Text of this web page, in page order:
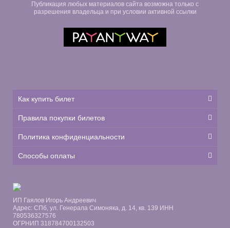
Публикация любых материалов сайта возможна только с
разрешения владельца и при условии активной ссылки
Как купить билет
Правила покупки билетов
Политика конфиденциальности
Способы оплаты
ИП Гаялов Игорь Андреевич
Адрес: СПб, ул. Генерала Симоняка, д. 14, кв. 139 ИНН
780536327576
ОГРНИП 318784700132503